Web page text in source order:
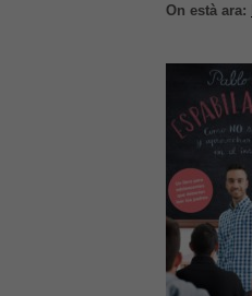
On està ara: